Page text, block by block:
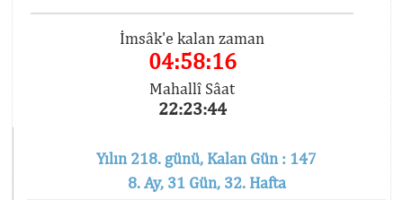
İmsâk'e kalan zaman
04:58:15
Mahallî Sâat
22:23:45
Yılın 218. günü, Kalan Gün : 147
8. Ay, 31 Gün, 32. Hafta